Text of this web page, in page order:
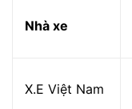
Nhà xe
X.E Việt Nam